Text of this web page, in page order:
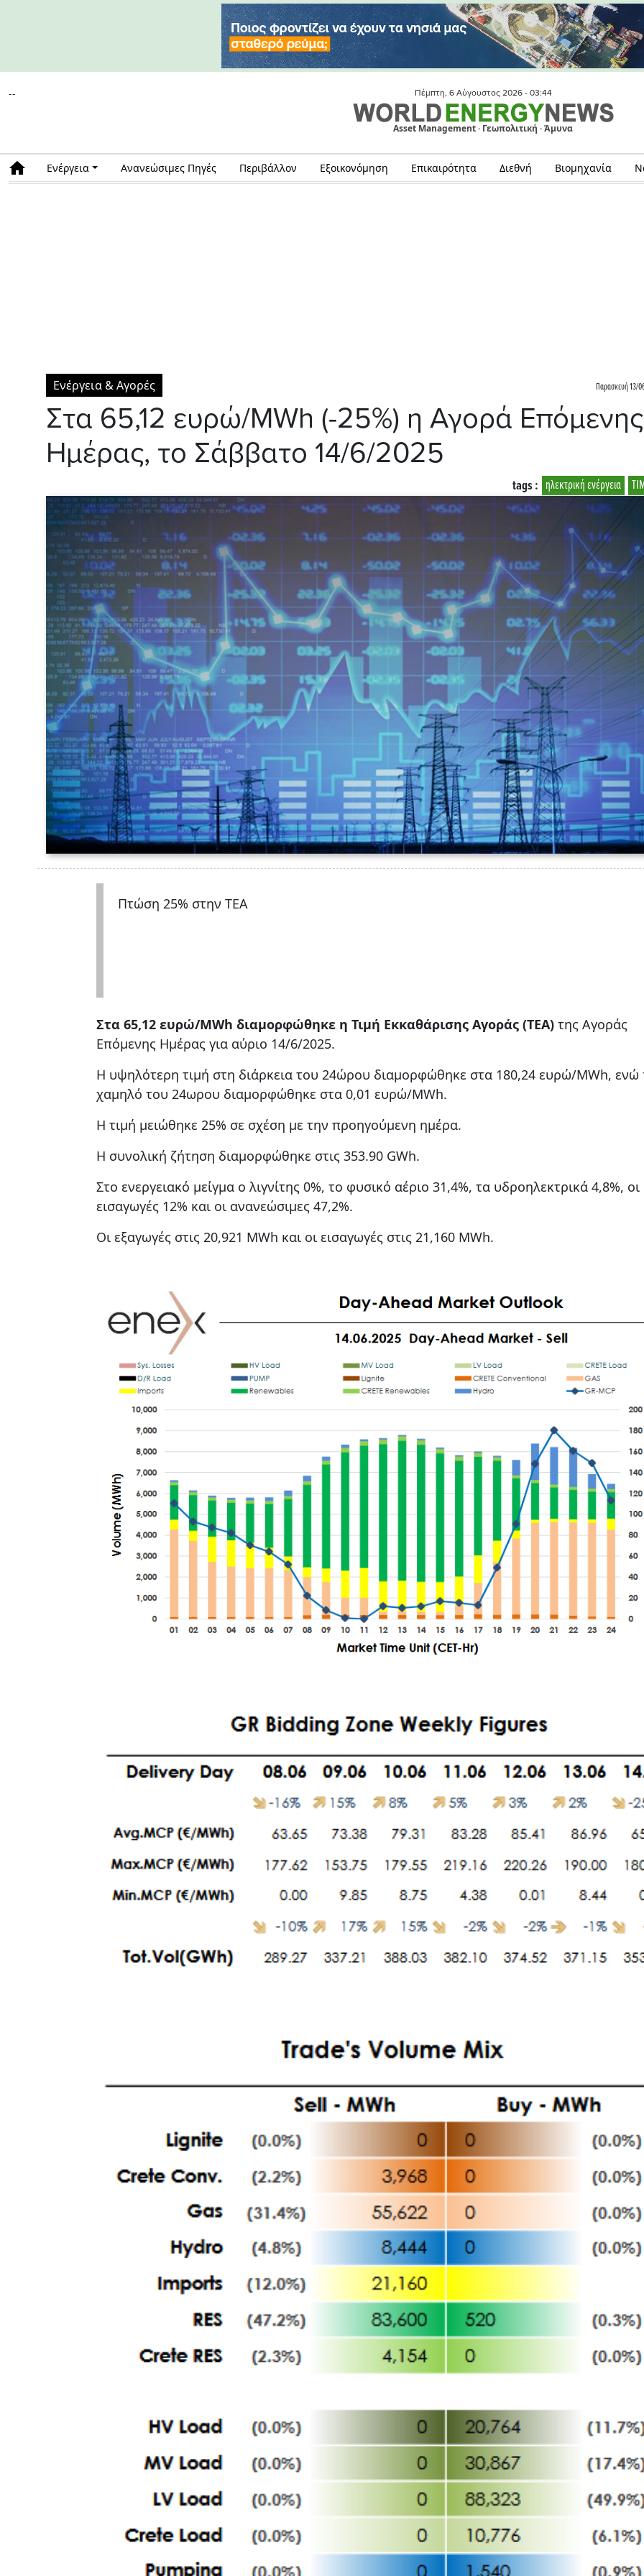
-- Πέμπτη, 6 Αύγουστος 2026 - 03:44
Asset Management · Γεωπολιτική · Άμυνα
Ενέργεια Ανανεώσιμες Πηγές Περιβάλλον Εξοικονόμηση Επικαιρότητα Διεθνή Βιομηχανία
Ενέργεια & Αγορές Παρασκευή 13/
Στα 65,12 ευρώ/MWh (-25%) η Αγορά Επόμενης
Ημέρας, το Σάββατο 14/6/2025
ηλεκτρική ενέργεια
tags :
Πτώση 25% στην ΤΕΑ
Στα 65,12 ευρώ/MWh διαμορφώθηκε η Τιμή Εκκαθάρισης Αγοράς (ΤΕΑ) της Αγοράς
Επόμενης Ημέρας για αύριο 14/6/2025.
Η υψηλότερη τιμή στη διάρκεια του 24ώρου διαμορφώθηκε στα 180,24 ευρώ/MWh, ενώ
χαμηλό του 24ωρου διαμορφώθηκε στα 0,01 ευρώ/MWh.
Η τιμή μειώθηκε 25% σε σχέση με την προηγούμενη ημέρα.
Η συνολική ζήτηση διαμορφώθηκε στις 353.90 GWh.
Στο ενεργειακό μείγμα ο λιγνίτης 0%, το φυσικό αέριο 31,4%, τα υδροηλεκτρικά 4,8%, οι
εισαγωγές 12% και οι ανανεώσιμες 47,2%.
Οι εξαγωγές στις 20,921 MWh και οι εισαγωγές στις 21,160 MWh.